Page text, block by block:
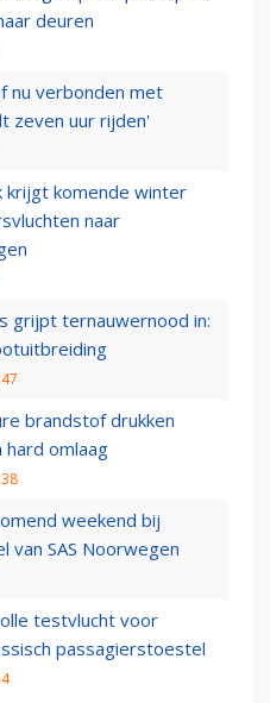
deuren
nu verbonden met
zeven uur rijden'
krijgt komende winter
naar
grijpt ternauwernood in:
brandstof drukken
hard omlaag
weekend bij
van SAS Noorwegen
testvlucht voor
passagierstoestel